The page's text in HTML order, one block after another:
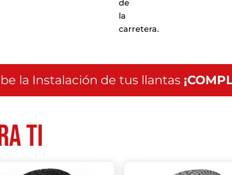
de
la
carretera.
la Instalación de tus llantas
ti